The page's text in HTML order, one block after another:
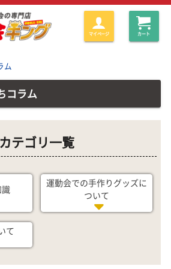
マイページ カート
ム
コラム
カテゴリ一覧
運動会での手作りグッズに
ついて
て